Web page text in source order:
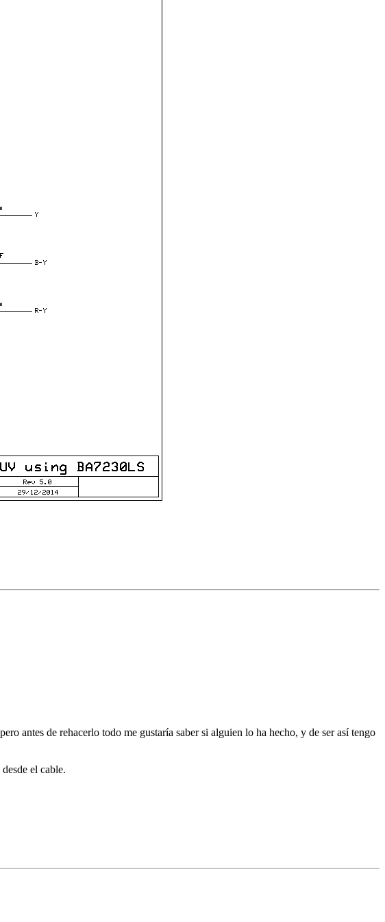
antes de rehacerlo todo me gustaría saber si alguien lo ha hecho, y de ser así tengo
el cable.